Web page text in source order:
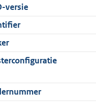
:
1
3
K
r
e
versie